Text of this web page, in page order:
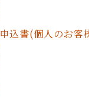
申込書(個人のお客